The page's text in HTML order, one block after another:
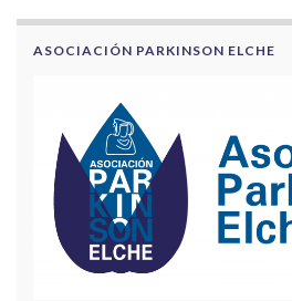
ASOCIACIÓN PARKINSON ELCHE